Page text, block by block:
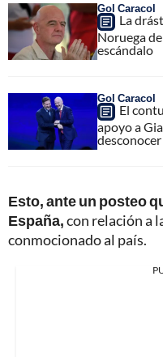
Gol Caracol
La
Noruega
escándalo
Gol Caracol
El
apoyo a
Esto, ante un posteo
España,con relación a
conmocionado al país.